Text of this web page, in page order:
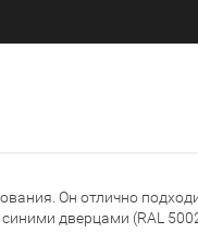
Он отлично
дверцами (RAL